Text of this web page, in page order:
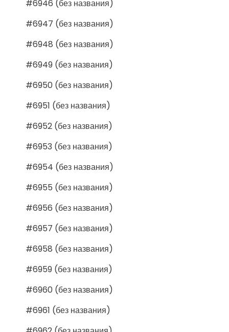
#6946 (без названия)
#6947 (без названия)
#6948 (без названия)
#6949 (без названия)
#6950 (без названия)
#6951 (без названия)
#6952 (без названия)
#6953 (без названия)
#6954 (без названия)
#6955 (без названия)
#6956 (без названия)
#6957 (без названия)
#6958 (без названия)
#6959 (без названия)
#6960 (без названия)
#6961 (без названия)